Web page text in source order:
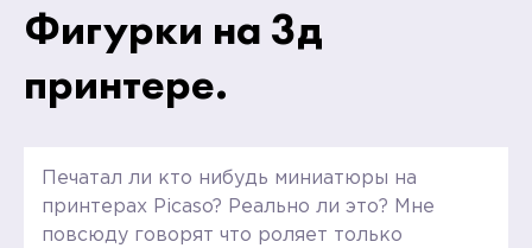
Фигурки на 3д
принтере.
Печатал ли кто нибудь миниатюры на
принтерах Picaso? Реально ли это? Мне
повсюду говорят что роляет только